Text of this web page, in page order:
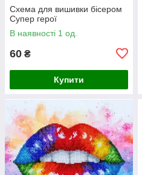
Схема для вишивки бісером
Супер герої
В наявності 1 од.
60 ₴
Купити